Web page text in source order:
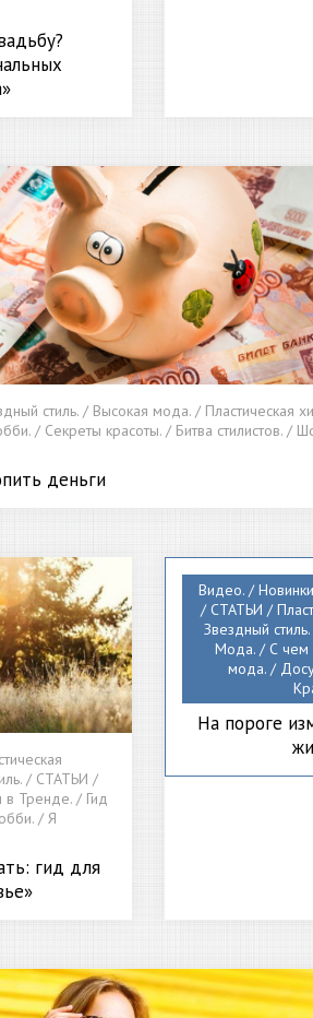
стиль. / Высокая мода. / Пластическая
/ Секреты красоты. / Битва стилистов. /
деньги
/ СТАТЬИ /
в Тренде. / Гид
/ Я
гид для
Видео. /
/ СТАТЬИ /
Звездный
Мода. / С чем
мода. /
На пороге